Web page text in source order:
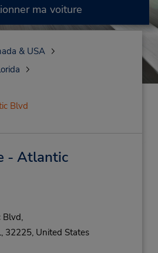
ma voiture
& USA
Blvd
- Atlantic
Blvd,
32225, United States